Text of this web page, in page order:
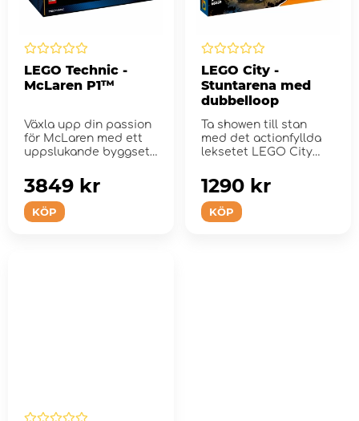
LEGO Technic -
McLaren P1™
Växla upp din passion
för McLaren med ett
uppslukande byggset
KÖP
3849 kr
LEGO City -
Stuntarena med
dubbelloop
Ta showen till stan
med det actionfyllda
leksetet LEGO City
dubbelloop.
KÖP
1290 kr